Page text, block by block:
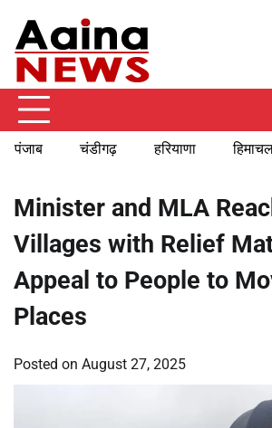
content
पंजाब चंडीगढ़ हरियाणा
Minister and MLA
Villages with Relief
Appeal to People to
Places
Posted on August 27, 2025